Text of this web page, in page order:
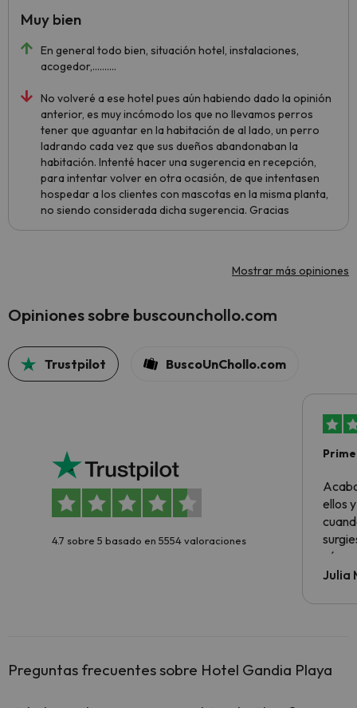
En general todo bien, situación hotel, instalaciones,
acogedor,..........
No volveré a ese hotel pues aún habiendo dado la opinión
anterior, es muy incómodo los que no llevamos perros
tener que aguantar en la habitación de al lado, un perro
ladrando cada vez que sus dueños abandonaban la
habitación. Intenté hacer una sugerencia en recepción,
para intentar volver en otra ocasión, de que intentasen
hospedar a los clientes con mascotas en la misma planta,
no siendo considerada dicha sugerencia. Gracias
Muy bien
Mostrar más opiniones
Opiniones sobre buscounchollo.com
Trustpilot BuscoUnChollo.com
4.7 sobre 5 basado en 5554 valoraciones
ellos
todo
Julia
Preguntas frecuentes sobre Hotel Gandia Playa